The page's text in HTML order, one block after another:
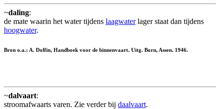
~daling:
de mate waarin het water tijdens laagwaterlager staat dan tijdens
hoogwater.
Bron o.a.: A. Dolfin, Handboek voor de binnenvaart. Uitg. Born, Assen. 1946.
~dalvaart:
stroomafwaarts varen. Zie verder bij daalvaart.